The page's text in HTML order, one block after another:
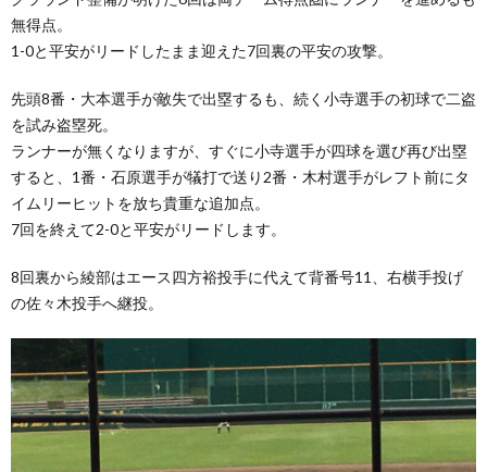
無得点。
1-0と平安がリードしたまま迎えた7回裏の平安の攻撃。
先頭8番・大本選手が敵失で出塁するも、続く小寺選手の初球で二盗
を試み盗塁死。
ランナーが無くなりますが、すぐに小寺選手が四球を選び再び出塁
すると、1番・石原選手が犠打で送り2番・木村選手がレフト前にタ
イムリーヒットを放ち貴重な追加点。
7回を終えて2-0と平安がリードします。
8回裏から綾部はエース四方裕投手に代えて背番号11、右横手投げ
の佐々木投手へ継投。